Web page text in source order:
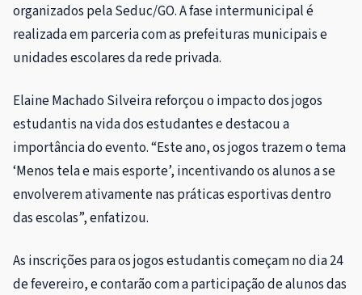
organizados pela Seduc/GO. A fase intermunicipal é
realizada em parceria com as prefeituras municipais e
unidades escolares da rede privada.
Elaine Machado Silveira reforçou o impacto dos jogos
estudantis na vida dos estudantes e destacou a
importância do evento. “Este ano, os jogos trazem o tema
‘Menos tela e mais esporte’, incentivando os alunos a se
envolverem ativamente nas práticas esportivas dentro
das escolas”, enfatizou.
As inscrições para os jogos estudantis começam no dia 24
de fevereiro, e contarão com a participação de alunos das